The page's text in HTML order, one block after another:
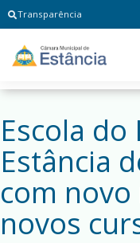
Transparência
Escola
Estância
com novo
novos